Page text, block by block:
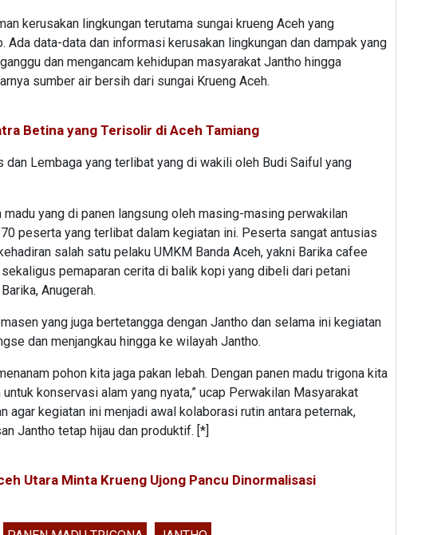
kerusakan lingkungan terutama sungai krueng Aceh yang
data-data dan informasi kerusakan lingkungan dan dampak yang
dan mengancam kehidupan masyarakat Jantho hingga
sumber air bersih dari sungai Krueng Aceh.
Betina yang Terisolir di Aceh Tamiang
Lembaga yang terlibat yang di wakili oleh Budi Saiful yang
yang di panen langsung oleh masing-masing perwakilan
peserta yang terlibat dalam kegiatan ini. Peserta sangat antusias
salah satu pelaku UMKM Banda Aceh, yakni Barika cafee
pemaparan cerita di balik kopi yang dibeli dari petani
Anugerah.
yang juga bertetangga dengan Jantho dan selama ini kegiatan
dan menjangkau hingga ke wilayah Jantho.
pohon kita jaga pakan lebah. Dengan panen madu trigona kita
konservasi alam yang nyata,” ucap Perwakilan Masyarakat
agar kegiatan ini menjadi awal kolaborasi rutin antara peternak,
Jantho tetap hijau dan produktif. [*]
Utara Minta Krueng Ujong Pancu Dinormalisasi